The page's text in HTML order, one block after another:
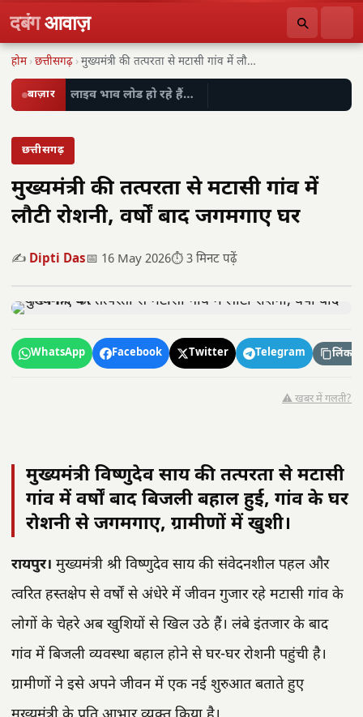
दबंगआवाज़
होम ›छत्तीसगढ़ › मुख्यमंत्री की तत्परता से मटासी गांव में लौटी…
बाज़ार लाइव भाव लोड हो रहे हैं…
छत्तीसगढ़
मुख्यमंत्री की तत्परता से मटासी गांव में
लौटी रोशनी, वर्षों बाद जगमगाए घर
✍️ Dipti Das📅 16 May 2026⏱️ 3 मिनट पढ़ें
WhatsApp Facebook Twitter Telegram लिंक
⚠️ खबर में गलती?
मुख्यमंत्री विष्णुदेव साय की तत्परता से मटासी
गांव में वर्षों बाद बिजली बहाल हुई, गांव के घर
रोशनी से जगमगाए, ग्रामीणों में खुशी।
रायपुर। मुख्यमंत्री श्री विष्णुदेव साय की संवेदनशील पहल और
त्वरित हस्तक्षेप से वर्षों से अंधेरे में जीवन गुजार रहे मटासी गांव के
लोगों के चेहरे अब खुशियों से खिल उठे हैं। लंबे इंतजार के बाद
गांव में बिजली व्यवस्था बहाल होने से घर-घर रोशनी पहुंची है।
ग्रामीणों ने इसे अपने जीवन में एक नई शुरुआत बताते हुए